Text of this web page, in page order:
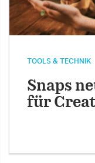
TOOLS & TECHNIK
Snaps
für